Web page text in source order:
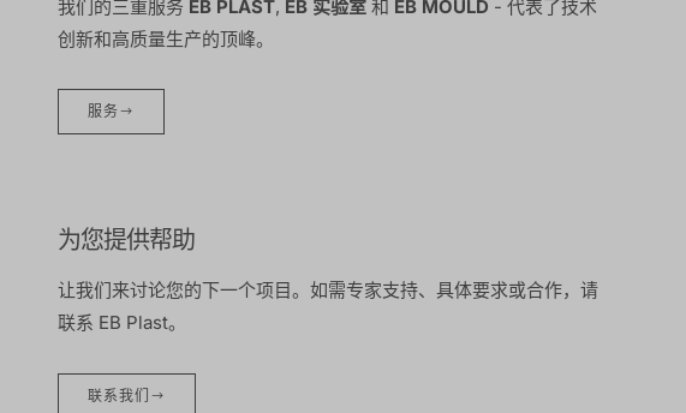
我们的三重服务 EB PLAST, EB 实验室 和 EB MOULD - 代表了技术
创新和高质量生产的顶峰。
服务
为您提供帮助
让我们来讨论您的下一个项目。如需专家支持、具体要求或合作，请
联系 EB Plast。
联系我们